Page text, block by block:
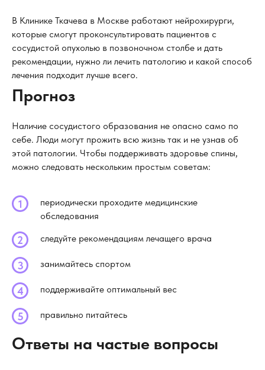
В Клинике Ткачева в Москве работают нейрохирурги,
которые смогут проконсультировать пациентов с
сосудистой опухолью в позвоночном столбе и дать
рекомендации, нужно ли лечить патологию и какой способ
лечения подходит лучше всего.
Прогноз
Наличие сосудистого образования не опасно само по
себе. Люди могут прожить всю жизнь так и не узнав об
этой патологии. Чтобы поддерживать здоровье спины,
можно следовать нескольким простым советам:
периодически проходите медицинские
обследования
следуйте рекомендациям лечащего врача
занимайтесь спортом
поддерживайте оптимальный вес
правильно питайтесь
Ответы на частые вопросы